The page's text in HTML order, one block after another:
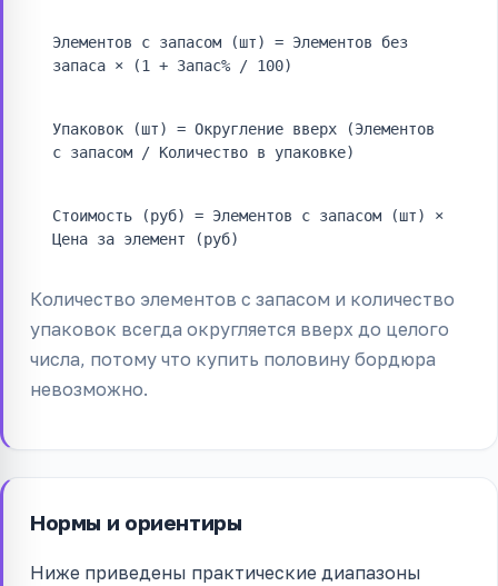
Элементов с запасом (шт) = Элементов без
запаса × (1 + Запас% / 100)
Упаковок (шт) = Округление вверх (Элементов
с запасом / Количество в упаковке)
Стоимость (руб) = Элементов с запасом (шт) ×
Цена за элемент (руб)
Количество элементов с запасом и количество
упаковок всегда округляется вверх до целого
числа, потому что купить половину бордюра
невозможно.
Нормы и ориентиры
Ниже приведены практические диапазоны